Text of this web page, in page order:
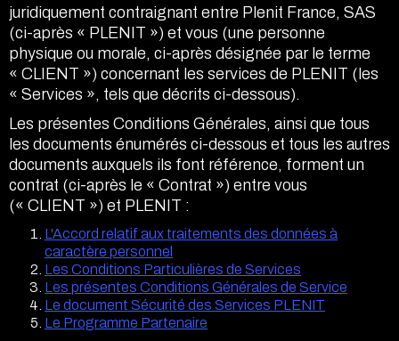
Accéder
juridiquement contraignant entre Plenit France, SAS
(ci-après « PLENIT ») et vous (une personne
physique ou morale, ci-après désignée par le terme
« CLIENT ») concernant les services de PLENIT (les
« Services », tels que décrits ci-dessous).
Les présentes Conditions Générales, ainsi que tous
les documents énumérés ci-dessous et tous les autres
documents auxquels ils font référence, forment un
contrat (ci-après le « Contrat ») entre vous
(« CLIENT ») et PLENIT :
L'Accord relatif aux traitements des données à
caractère personnel
Les Conditions Particulières de Services
Les présentes Conditions Générales de Service
Le document Sécurité des Services PLENIT
Le Programme Partenaire